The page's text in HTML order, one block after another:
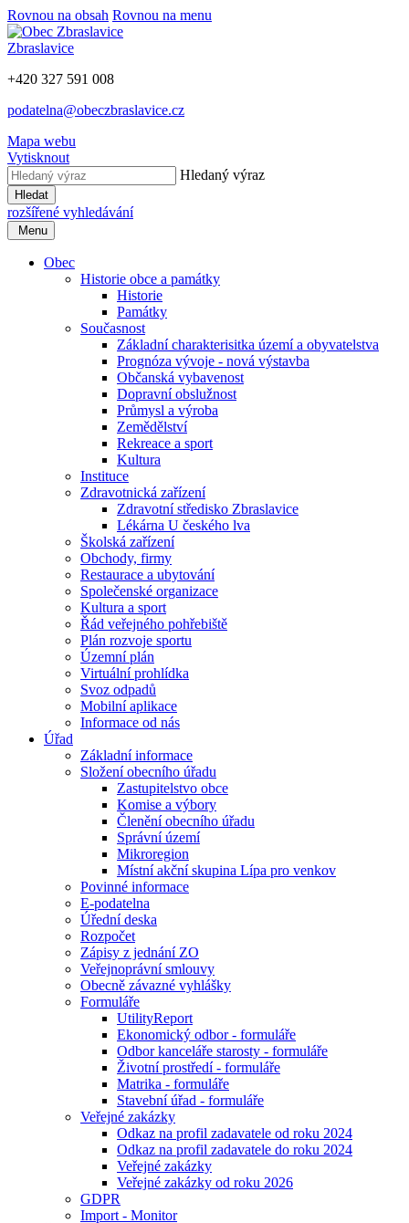
Rovnou na obsah Rovnou na menu
Zbraslavice
+420 327 591 008
podatelna@obeczbraslavice.cz
Mapa webu
Vytisknout
Hledaný výraz
Hledat
rozšířené vyhledávání
Menu
Obec
Historie obce a památky
Historie
Památky
Současnost
Základní charakterisitka území a obyvatelstva
Prognóza vývoje - nová výstavba
Občanská vybavenost
Dopravní obslužnost
Průmysl a výroba
Zemědělství
Rekreace a sport
Kultura
Instituce
Zdravotnická zařízení
Zdravotní středisko Zbraslavice
Lékárna U českého lva
Školská zařízení
Obchody, firmy
Restaurace a ubytování
Společenské organizace
Kultura a sport
Řád veřejného pohřebiště
Plán rozvoje sportu
Územní plán
Virtuální prohlídka
Svoz odpadů
Mobilní aplikace
Informace od nás
Úřad
Základní informace
Složení obecního úřadu
Zastupitelstvo obce
Komise a výbory
Členění obecního úřadu
Správní území
Mikroregion
Místní akční skupina Lípa pro venkov
Povinné informace
E-podatelna
Úřední deska
Rozpočet
Zápisy z jednání ZO
Veřejnoprávní smlouvy
Obecně závazné vyhlášky
Formuláře
UtilityReport
Ekonomický odbor - formuláře
Odbor kanceláře starosty - formuláře
Životní prostředí - formuláře
Matrika - formuláře
Stavební úřad - formuláře
Veřejné zakázky
Odkaz na profil zadavatele od roku 2024
Odkaz na profil zadavatele do roku 2024
Veřejné zakázky
Veřejné zakázky od roku 2026
GDPR
Import - Monitor